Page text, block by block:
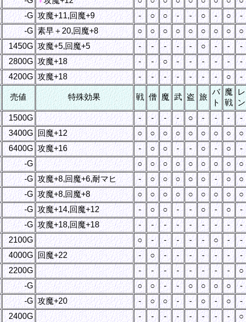
-G 攻魔+11,回魔+9 - ○ ○ - - ○ - ○ -
-G 素早＋20,回魔+8 ○ ○ ○ ○ ○ ○ ○ ○ ○
1450G 攻魔+5,回魔+5 - - - - - ○ - - -
2800G 攻魔+18 - - ○ - - - - - -
4200G 攻魔+18 - - - - - - - ○ -
売値 特殊効果 戦 僧 魔 武 盗 旅
バ
ト
魔
戦
レ
ン
1500G - - - - ○ - - - -
3400G 回魔+12 ○ ○ ○ ○ ○ ○ ○ ○ ○
6400G 攻魔+16 - ○ ○ - - ○ - ○ -
-G ○ ○ ○ ○ ○ ○ ○ ○ ○
-G 攻魔+8,回魔+6,耐マヒ - ○ ○ ○ ○ ○ - ○ ○
-G 攻魔+8,回魔+8 ○ ○ ○ ○ ○ ○ ○ ○ ○
-G 攻魔+14,回魔+12 - ○ ○ - - ○ - ○ -
-G 攻魔+18,回魔+18 - - - - - - - - -
2100G ○ - - - - - ○ - -
4000G 回魔+22 - ○ - - - - - - -
2200G - - - - - - - - ○
-G ○ ○ - - ○ ○ ○ ○ -
-G 攻魔+20 - ○ ○ - - ○ - ○ -
2400G - - - - - - - - ○